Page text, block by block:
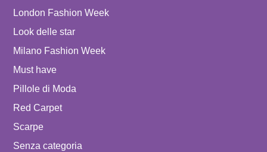
London Fashion Week
Look delle star
Milano Fashion Week
Must have
Pillole di Moda
Red Carpet
Scarpe
Senza categoria